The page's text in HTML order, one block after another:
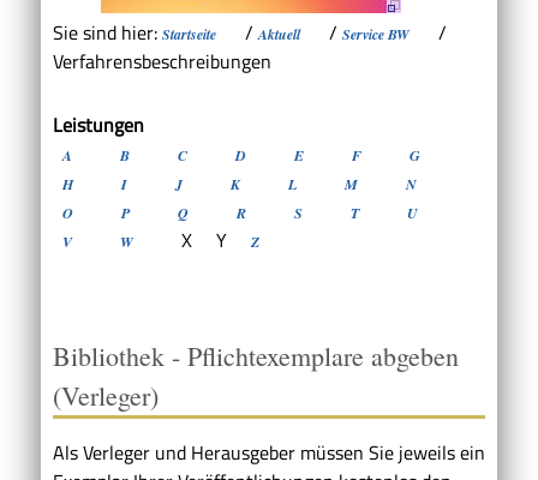
Sie sind hier: Startseite /Aktuell / Service BW
/
Verfahrensbeschreibungen
Leistungen
A B C D E F
G
H
I J K L M
N
O
P Q R S T
U
V
W X Y Z
Bibliothek - Pflichtexemplare abgeben
(Verleger)
Als Verleger und Herausgeber müssen Sie jeweils ein